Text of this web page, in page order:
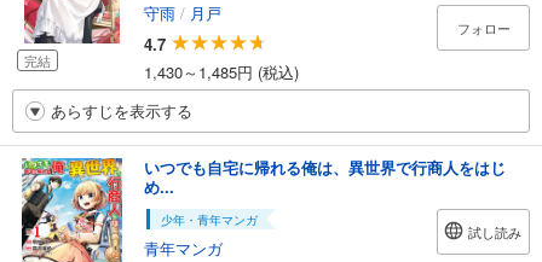
完結
守雨 / 月戸
4.7
1,430～1,485円 (税込)
フォロー
あらすじを表示する
いつでも自宅に帰れる俺は、異世界で行商人をはじ
め...
少年・青年マンガ
青年マンガ
試し読み